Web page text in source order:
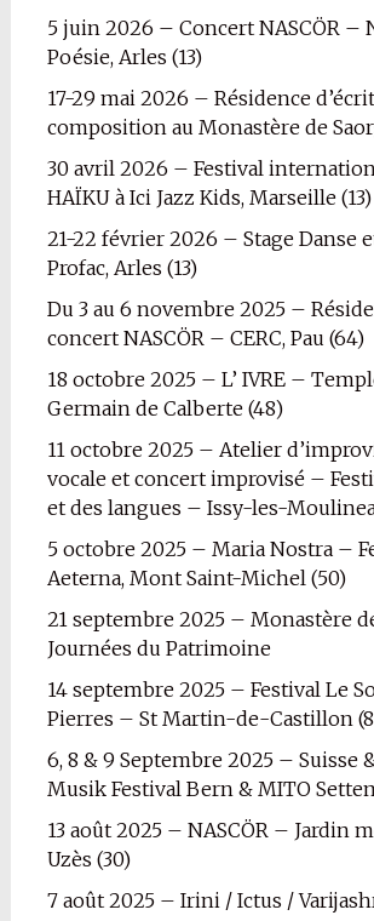
5 juin 2026 – Concert NASCÖR –
Poésie, Arles (13)
17-29 mai 2026 – Résidence
composition au Monastère de
30 avril 2026 – Festival
HAÏKU à Ici Jazz Kids, Marseille (13)
21-22 février 2026 – Stage Danse
Profac, Arles (13)
Du 3 au 6 novembre 2025 –
concert NASCÖR – CERC, Pau (64)
18 octobre 2025 – L’ IVRE –
Germain de Calberte (48)
11 octobre 2025 – Atelier
vocale et concert improvisé –
et des langues – Issy-les-
5 octobre 2025 – Maria Nostra –
Aeterna, Mont Saint-Michel (50)
21 septembre 2025 – Monastère
Journées du Patrimoine
14 septembre 2025 – Festival Le
Pierres – St Martin-de-Castillon
6, 8 & 9 Septembre 2025 – Suisse
Musik Festival Bern & MITO
13 août 2025 – NASCÖR – Jardin
Uzès (30)
7 août 2025 – Irini / Ictus /